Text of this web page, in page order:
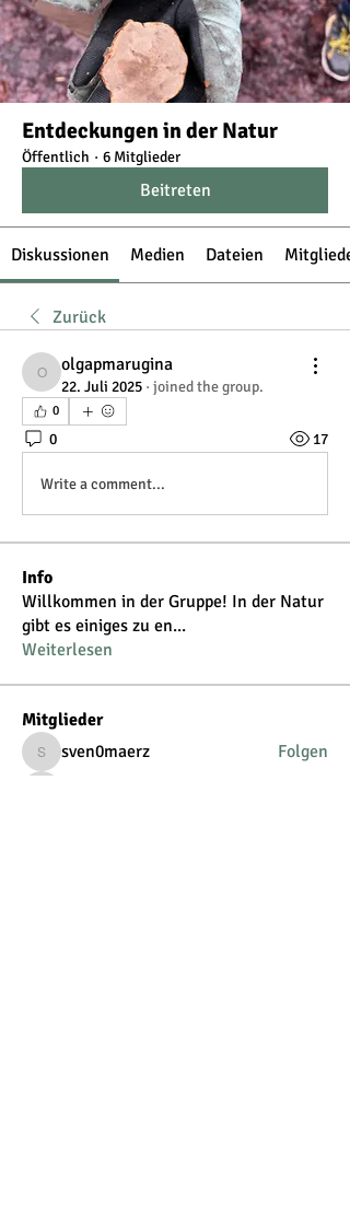
Entdeckungen in der Natur
Öffentlich · 6 Mitglieder
Beitreten
Diskussionen Medien Dateien Mitglieder
Zurück
olgapmarugina
olgapmarugina
22. Juli 2025 · joined the group.
0
0 17
Write a comment...
Info
Willkommen in der Gruppe! In der Natur
gibt es einiges zu en...
Weiterlesen
Mitglieder
sven0maerz
sven0maerz Folgen